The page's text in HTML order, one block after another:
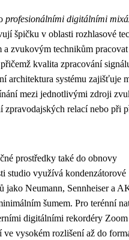
profesionálními digitálními
špičku v oblasti rozhlasové
zvukovým technikům pracovat
kvalita zpracování
architektura systému zajišťuje
mezi jednotlivými zdroji
zpravodajských relací nebo při
prostředky také do obnovy
studio využívá kondenzátorové
Neumann, Sennheiser a
šumem. Pro terénní
digitálními rekordéry Zoom
ve vysokém rozlišení až do